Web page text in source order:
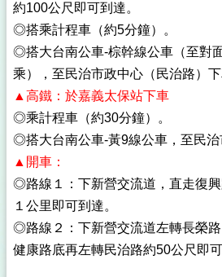
約100公尺即可到達。
◎搭乘計程車（約5分鐘）。
◎搭大台南公車-棕幹線公車（至對
乘），至民治市政中心（民治路）下
▲高鐵：於嘉義太保站下車
◎乘計程車（約30分鐘）。
◎搭大台南公車-黃9線公車，至民治
▲開車：
◎路線１：下新營交流道，直走復
１公里即可到達。
◎路線２：下新營交流道左轉長榮
健康路底再左轉民治路約50公尺即可